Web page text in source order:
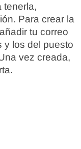
tenerla,
Para crear la
tu correo
y los del puesto
vez creada,